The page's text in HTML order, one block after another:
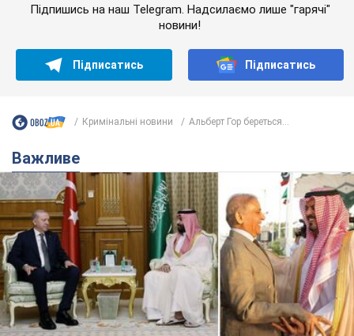
Підпишись на наш Telegram. Надсилаємо лише "гарячі"
новини!
Підписатись Підписатись
Кримінальні новини Альберт Гор береться...
Важливе